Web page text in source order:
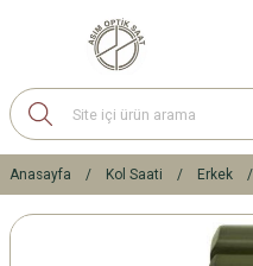
Anasayfa Kol Saati Erkek